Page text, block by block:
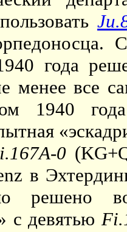
года
менее все
1940
0 (KG+
в
решено
с девятью